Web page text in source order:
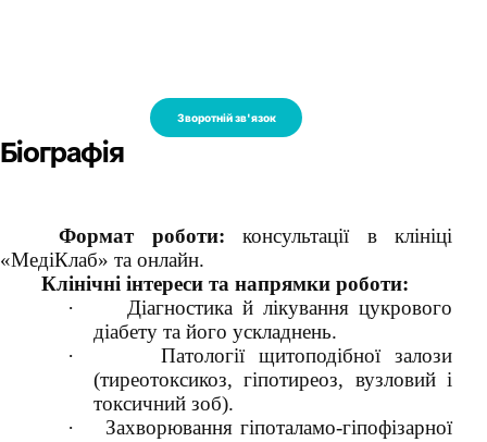
Зворотній зв'язок
Біографія
Формат роботи: консультації в клініці
«МедіКлаб» та онлайн.
Клінічні інтереси та напрямки роботи:
·
Діагностика й лікування цукрового
діабету та його ускладнень.
·
Патології щитоподібної залози
(тиреотоксикоз, гіпотиреоз, вузловий і
токсичний зоб).
·
Захворювання гіпоталамо-гіпофізарної